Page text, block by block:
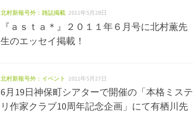
北村新報号外：雑誌掲載 2011年5月28日
『ａｓｔａ＊』２０１１年６月号に北村薫先
生のエッセイ掲載！
北村新報号外：イベント 2011年5月27日
6月19日神保町シアターで開催の「本格ミステ
リ作家クラブ10周年記念企画」にて有栖川先